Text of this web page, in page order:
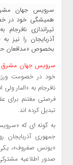
سرویس جهان مشرق
همیشگی خود در
تیراندازی
آذربایجان را نیز
بخصوص «مدافعان
سرویس جهان مشرق
خود در خصومت
نافرجام به «المار
فرصتی مغتنم برای
تبدیل کرده اند.
به گونه ای که
جمهوری آذربایجان
«یونس صفروف»، یکی
صدور اطلاعیه